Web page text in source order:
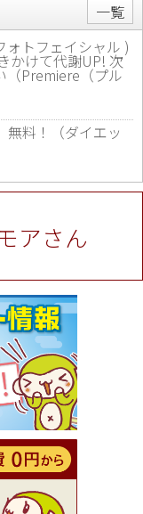
一覧
ォトフェイシャル )
かけて代謝UP! 次
（Premiere（プル
無料！（ダイエッ
に買い取り金額 U
（大黒屋 高田馬場
品5％OFF（ナチ
［マキマキ］）
VIO脱毛11,000円
脱毛サロン Mickle
円→3,000円（料
タリアン Pia Cu
％OFF ※18時以
ピアクオーレ））
アさん